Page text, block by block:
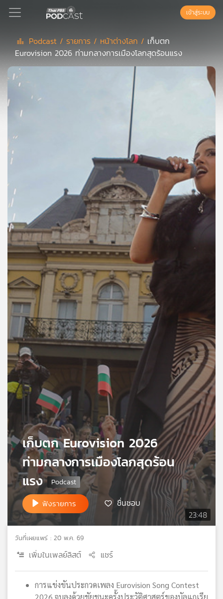
Podcast
ย์
แนะนำ
สต์
ของ
คุณ
เพลง
บทความ
ข่าว
และ
กิจกรรม
เกี่ยว
เครือ
ข่าย
วิทยุ
ไทย
พี
เอส
เข้าสู่ระบบ
Podcast / รายการ / หน้าต่างโลก / เก็บตก
Eurovision 2026 ท่ามกลางการเมืองโลกสุดร้อนแรง
23:48
เก็บตก Eurovision 2026
ท่ามกลางการเมืองโลกสุดร้อน
แรง
ฟังรายการ ชื่นชอบ
วันที่เผยแพร่ : 20 พ.ค. 69
เพิ่มในเพลย์ลิสต์ แชร์
การแข่งขันประกวดเพลง Eurovision Song Contest
2026 จบลงด้วยชัยชนะครั้งประวัติศาสตร์ของบัลแกเรีย